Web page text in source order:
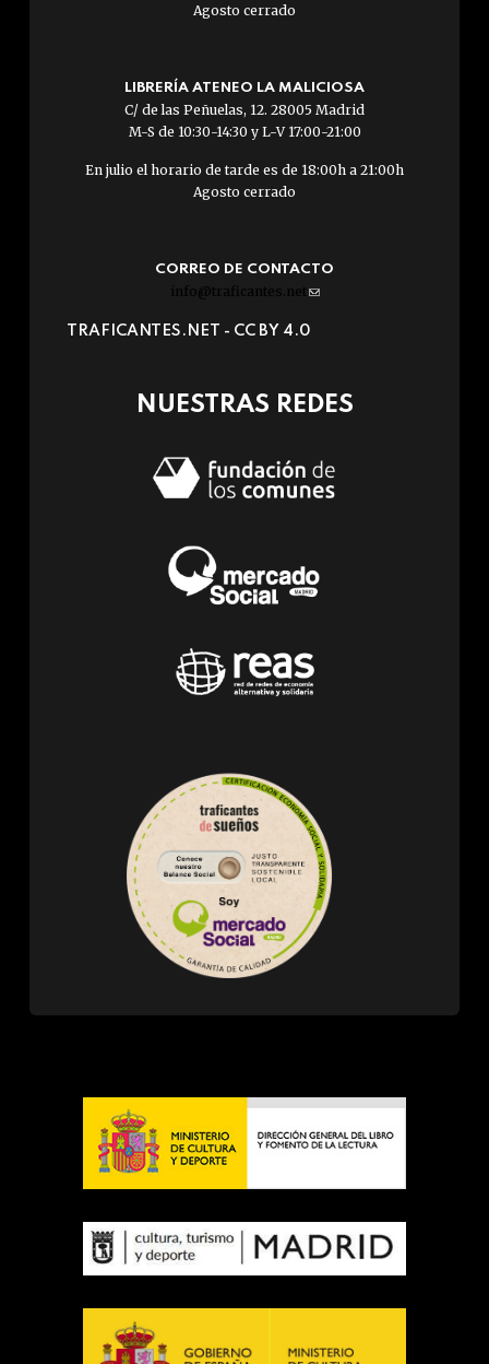
Agosto cerrado
LIBRERÍA ATENEO LA MALICIOSA
C/ de las Peñuelas, 12. 28005 Madrid
M-S de 10:30-14:30 y L-V 17:00-21:00
En julio el horario de tarde es de 18:00h a 21:00h
Agosto cerrado
CORREO DE CONTACTO
info@traficantes.net (link
e-
TRAFICANTES.NET - CC BY 4.0
NUESTRAS REDES